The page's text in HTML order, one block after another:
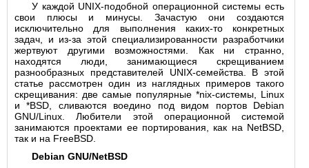
У каждой UNIX-подобной операционной системы есть
свои плюсы и минусы. Зачастую они создаются
исключительно для выполнения каких-то конкретных
задач, и из-за этой специализированности разработчики
жертвуют другими возможностями. Как ни странно,
находятся люди, занимающиеся скрещиванием
разнообразных представителей UNIX-семейства. В этой
статье рассмотрен один из наглядных примеров такого
скрещивания: две самые популярные *nix-системы, Linux
и *BSD, сливаются воедино под видом портов Debian
GNU/Linux. Любители этой операционной системой
занимаются проектами ее портирования, как на NetBSD,
так и на FreeBSD.
Debian GNU/NetBSD